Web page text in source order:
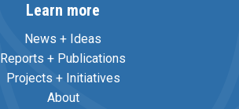
Learn more
News + Ideas
Reports + Publications
Projects + Initiatives
About